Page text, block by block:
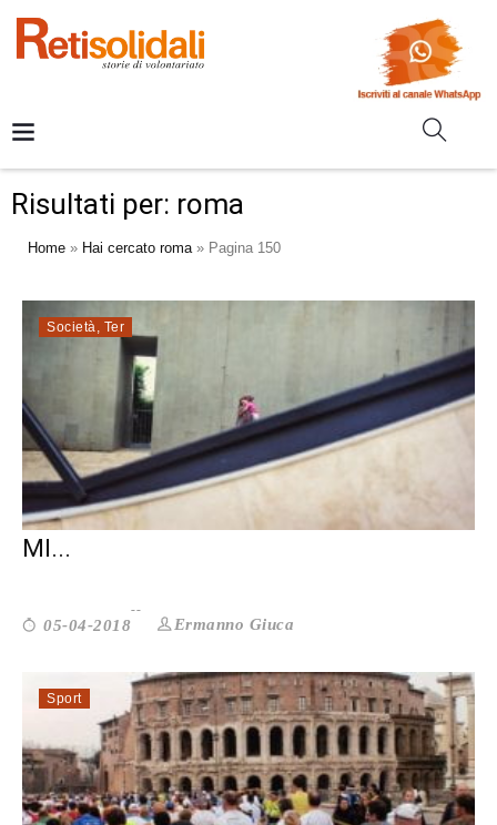
Risultati per: roma
Home » Hai cercato roma » Pagina 150
Società Ter
STRANIERI IN CARCERE: I REATI SONO
MI...
05-04-2018 Ermanno Giuca
Sport